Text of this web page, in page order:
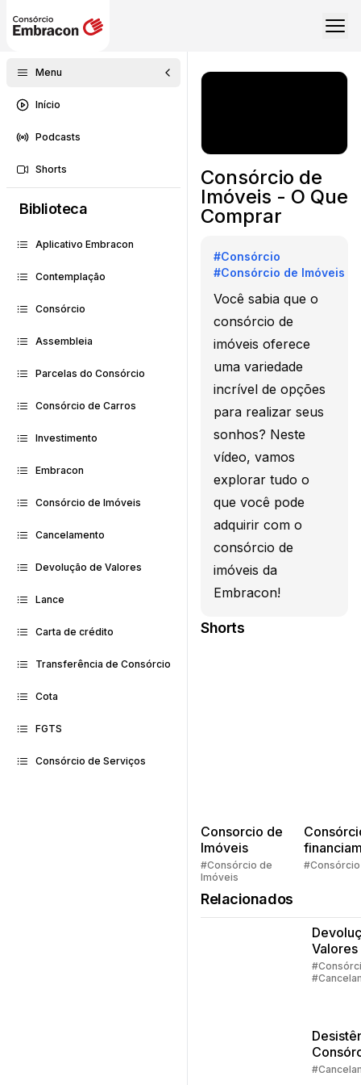
Menu
Início
Podcasts
Shorts
Biblioteca
Aplicativo Embracon
Contemplação
Consórcio
Assembleia
Parcelas do Consórcio
Consórcio de Carros
Investimento
Embracon
Consórcio de Imóveis
Cancelamento
Devolução de Valores
Lance
Carta de crédito
Transferência de Consórcio
Cota
FGTS
Consórcio de Serviços
Consórcio de
Imóveis - O Que
Comprar
#Consórcio
#Consórcio de Imóveis
Você sabia que o
consórcio de
imóveis oferece
uma variedade
incrível de opções
para realizar seus
sonhos? Neste
vídeo, vamos
explorar tudo o
que você pode
adquirir com o
consórcio de
imóveis da
Embracon!
Shorts
Consorcio de
Imóveis
#Consórcio de
Imóveis
Quem
#Consórcio
Relacionados
Valores
Parte 1
Parte 3